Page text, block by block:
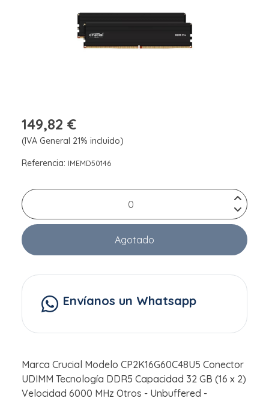
149,82 €
(IVA General 21% incluido)
Referencia: IMEMD50146
Agotado
Envíanos un Whatsapp
Marca Crucial Modelo CP2K16G60C48U5 Conector
UDIMM Tecnología DDR5 Capacidad 32 GB (16 x 2)
Velocidad 6000 MHz Otros - Unbuffered -